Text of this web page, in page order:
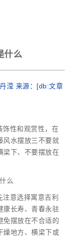
什么
来源：[db:文章
饰性和观赏性，在
风水摆放三不要就
梁下、不要摆放在
意选择寓意吉利
康长寿、青春永驻
免摆放在不合适的
燥地方、横梁下或